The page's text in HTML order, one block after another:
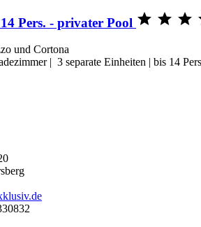
Pers. - privater Pool   
und Cortona
| 3 separate Einheiten | bis 14